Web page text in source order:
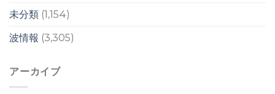
未分類 (1,154)
波情報 (3,305)
アーカイブ